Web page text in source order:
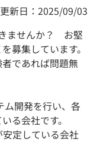
更新日：2025/09/03
ませんか？ お堅
募集しています。
であれば問題無
ム開発を行い、各
る会社です。
定している会社